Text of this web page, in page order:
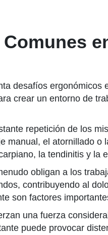
desafíos
crear un entorno de
repetición de los
manual, el atornillado o
la tendinitis y la
obligan a los
contribuyendo al
son factores
una fuerza
puede provocar